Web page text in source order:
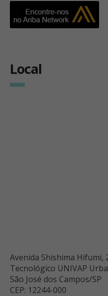
Local
Avenida Shishima Hifumi,
Tecnológico UNIVAP
São José dos Campos/SP
CEP: 12244-000